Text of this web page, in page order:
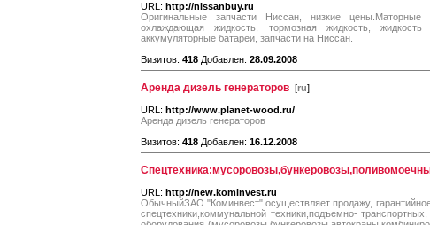
URL: http://nissanbuy.ru
Оригинальные запчасти Ниссан, низкие цены.Маторные
охлаждающая жидкость, тормозная жидкость, жидкость
аккумуляторные батареи, запчасти на Ниссан.
Визитов: 418 Добавлен: 28.09.2008
Аренда дизель генераторов [ru]
URL: http://www.planet-wood.ru/
Аренда дизель генераторов
Визитов: 418 Добавлен: 16.12.2008
URL: http://new.kominvest.ru
ОбычныйЗАО "Коминвест" осуществляет продажу,
спецтехники,коммунальной техники,подъемно-